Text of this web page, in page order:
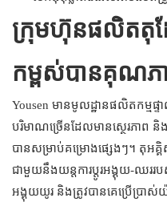
ក្រុមហ៊ុនផលិតតុដ
កម្ពស់បានគុណភ
Yousen មានមូលដ្ឋានផលិតកម្មផ្ទា
បរិមាណច្រើនដែលមានស្ថេរភាព
បានសម្រាប់គម្រោងផ្សេងៗ។ តុអគ្
ជាមួយនឹងយន្តការប្តូរអង្គុយ-ឈរ
អង្គុយយូរ និងត្រូវបានគេប្រើប្រ